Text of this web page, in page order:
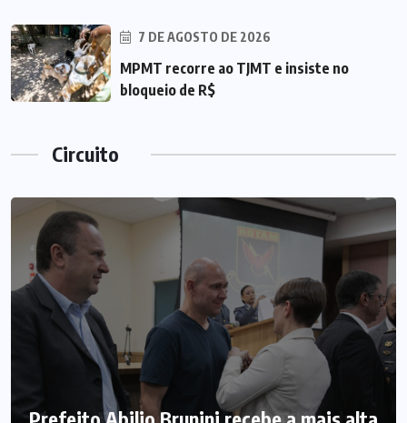
7 DE AGOSTO DE 2026
MPMT recorre ao TJMT e insiste no
bloqueio de R$
Circuito